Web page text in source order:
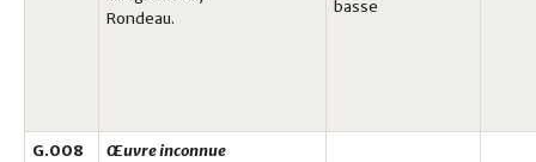
Rondeau.
basse
G.008
Œuvre inconnue